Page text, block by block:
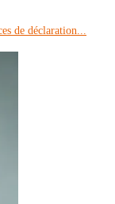
de déclaration...